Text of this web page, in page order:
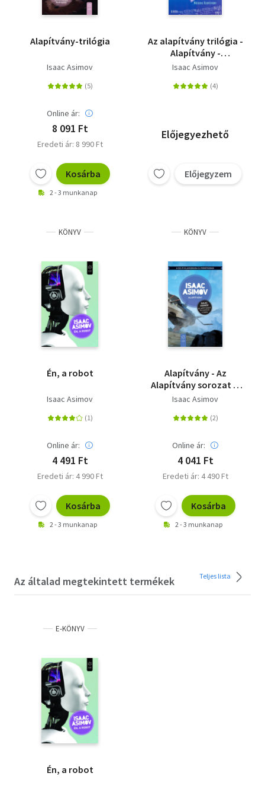
Alapítvány-trilógia
Isaac Asimov
Online ár:
8 091 Ft
Eredeti ár: 8 990 Ft
Kosárba
2 - 3 munkanap
Az alapítvány trilógia -
Alapítvány -
Alapítvány és
alapítvány
Isaac Asimov
Előjegyezhető
Előjegyzem
KÖNYV
Én, a robot
Isaac Asimov
Online ár:
4 491 Ft
Eredeti ár: 4 990 Ft
Kosárba
2 - 3 munkanap
KÖNYV
Alapítvány - Az
Alapítvány sorozat 3.
kötete - Új fordítás
Isaac Asimov
Online ár:
4 041 Ft
Eredeti ár: 4 490 Ft
Kosárba
2 - 3 munkanap
Az általad megtekintett termékek Teljes lista
E-KÖNYV
Én, a robot